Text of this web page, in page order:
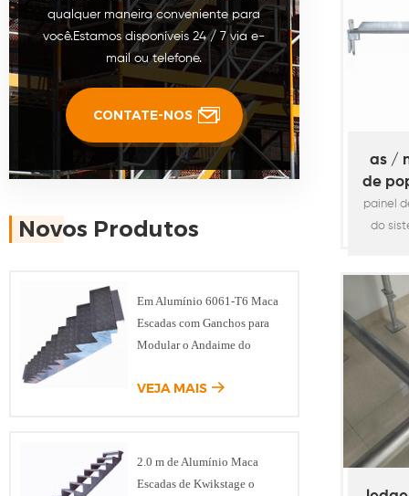
as
as /
de
painel
do
sem
em aço
e
de
vertical
(cinta
qualquer maneira conveniente para
você.Estamos disponíveis 24 / 7 via e-
mail ou telefone.
CONTATE-NOS
Novos Produtos
Em Alumínio 6061-T6 Maca
Escadas com Ganchos para
Modular o Andaime do
VEJA MAIS
2.0 m de Alumínio Maca
Escadas de Kwikstage o